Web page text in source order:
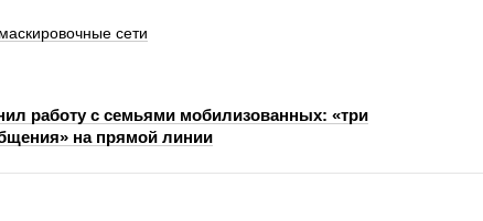
сети
работу с семьями мобилизованных: «три
на прямой линии